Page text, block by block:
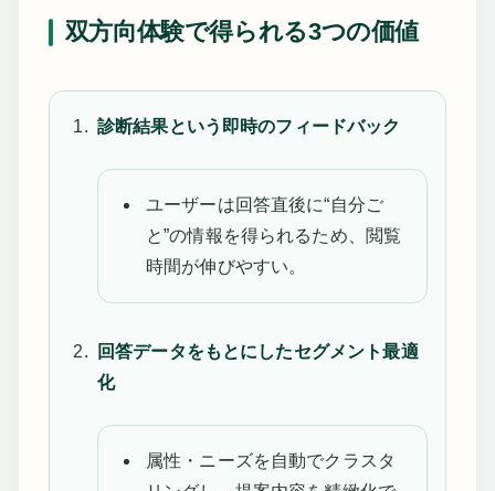
双方向体験で得られる3つの価値
診断結果という即時のフィードバック
ユーザーは回答直後に“自分ご
と”の情報を得られるため、閲覧
時間が伸びやすい。
回答データをもとにしたセグメント最適
化
属性・ニーズを自動でクラスタ